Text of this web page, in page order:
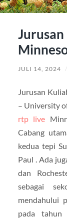
JULI 14, 2024 /
Jurusan
– University
rtp live
Cabang
kedua tepi
Paul . Ada
dan
sebagai
mendahului
pada tahun